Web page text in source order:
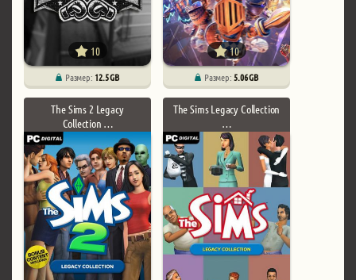
10
Размер: 12.5 GB
10
Размер:5.06 GB
The Sims 2 Legacy
Collection …
The Sims Legacy Collection
…